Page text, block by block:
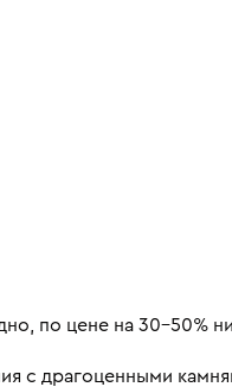
по цене на 30-50%
с драгоценными